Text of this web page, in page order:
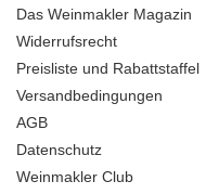
Das Weinmakler Magazin
Widerrufsrecht
Preisliste und Rabattstaffel
Versandbedingungen
AGB
Datenschutz
Weinmakler Club